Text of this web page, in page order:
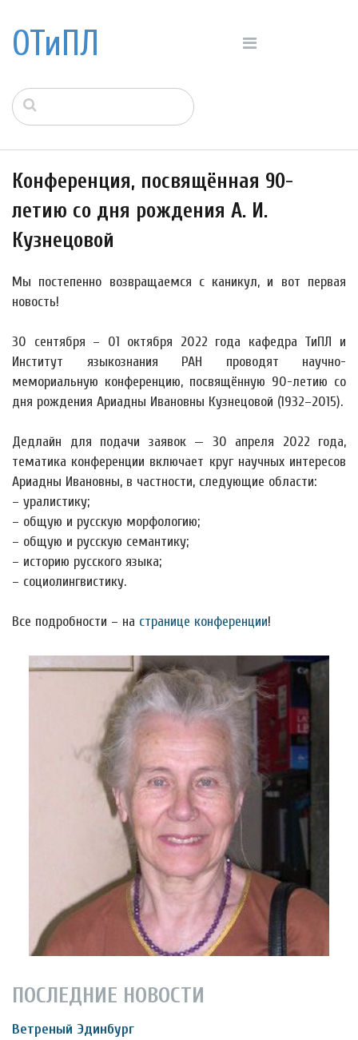
ОТиПЛ
Конференция, посвящённая 90-
летию со дня рождения А. И.
Кузнецовой
Мы постепенно возвращаемся с каникул, и вот первая
новость!
30 сентября – 01 октября 2022 года кафедра ТиПЛ и
Институт языкознания РАН проводят научно-
мемориальную конференцию, посвящённую 90-летию со
дня рождения Ариадны Ивановны Кузнецовой (1932–2015).
Дедлайн для подачи заявок — 30 апреля 2022 года,
тематика конференции включает круг научных интересов
Ариадны Ивановны, в частности, следующие области:
– уралистику;
– общую и русскую морфологию;
– общую и русскую семантику;
– историю русского языка;
– социолингвистику.
Все подробности – на странице конференции!
ПОСЛЕДНИЕ НОВОСТИ
Ветреный Эдинбург